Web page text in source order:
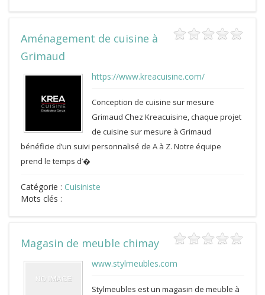
Aménagement de cuisine à
Grimaud
https://www.kreacuisine.com/
Conception de cuisine sur mesure
Grimaud Chez Kreacuisine, chaque projet
de cuisine sur mesure à Grimaud
bénéficie d’un suivi personnalisé de A à Z. Notre équipe
prend le temps d’�
Catégorie : Cuisiniste
Mots clés :
Magasin de meuble chimay
www.stylmeubles.com
Stylmeubles est un magasin de meuble à